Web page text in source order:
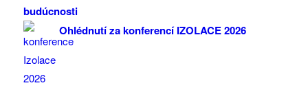
budúcnosti
Ohlédnutí za konferencí IZOLACE 2026